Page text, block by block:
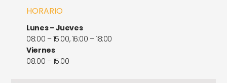
HORARIO
Lunes – Jueves
08:00 – 15:00, 16:00 – 18:00
Viernes
08:00 – 15:00